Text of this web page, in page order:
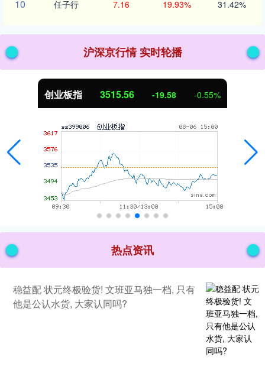
10 任子行 7.16 19.93% 31.42%
沪深京行情 实时轮播
创业板指 3515.56 -19.58 -0.55%
热点资讯
稳益配 状元终极验货! 文班亚马独一档, 只有
他是公认水货, 大家认同吗?